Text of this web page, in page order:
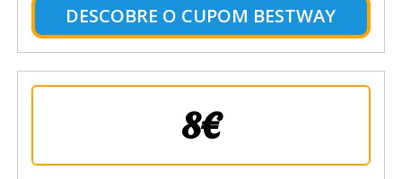
DESCOBRE O CUPOM BESTWAY
8€